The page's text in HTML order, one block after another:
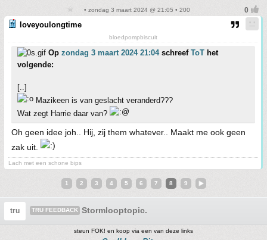
• zondag 3 maart 2024 @ 21:05 • 200
loveyoulongtime
bloedpompbiscuit
Op zondag 3 maart 2024 21:04schreef ToT het
volgende:
[..]
Mazikeen is van geslacht veranderd???
Wat zegt Harrie daar van?
Oh geen idee joh.. Hij, zij them whatever.. Maakt me ook geen
zak uit.
Lach met een schone bips
1 2 3 4 5 6 7 8 9
tru TRU FEEDBACK Stormlooptopic.
steun FOK! en koop via een van deze links